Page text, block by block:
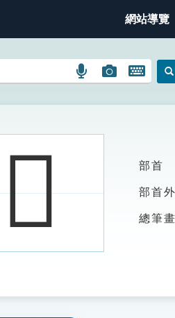
網站導覽
語
搜
圖
圖
搜
開
鍵
𡇵 部首
部首
總筆畫